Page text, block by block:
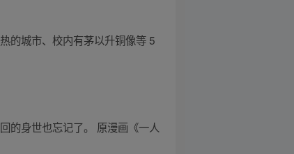
的城市、校内有茅以升铜像等 5
的身世也忘记了。 原漫画《一人